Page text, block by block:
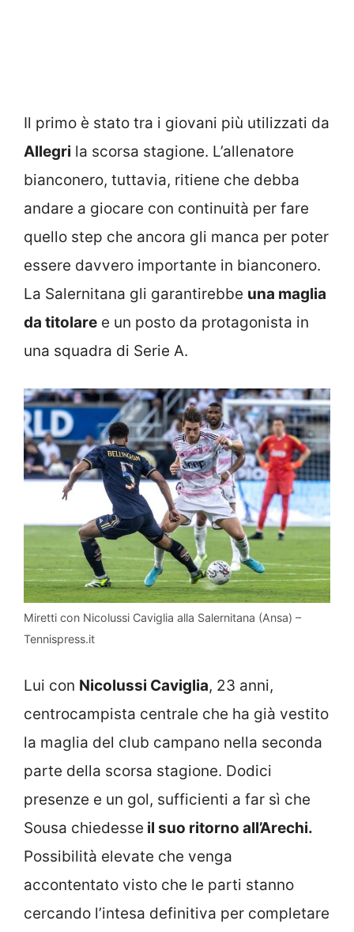
Il primo è stato tra i giovani più utilizzati da
Allegri la scorsa stagione. L’allenatore
bianconero, tuttavia, ritiene che debba
andare a giocare con continuità per fare
quello step che ancora gli manca per poter
essere davvero importante in bianconero.
La Salernitana gli garantirebbe una maglia
da titolare e un posto da protagonista in
una squadra di Serie A.
Miretti con Nicolussi Caviglia alla Salernitana (Ansa) –
Tennispress.it
Lui con Nicolussi Caviglia, 23 anni,
centrocampista centrale che ha già vestito
la maglia del club campano nella seconda
parte della scorsa stagione. Dodici
presenze e un gol, sufficienti a far sì che
Sousa chiedesse il suo ritorno all’Arechi.
Possibilità elevate che venga
accontentato visto che le parti stanno
cercando l’intesa definitiva per completare